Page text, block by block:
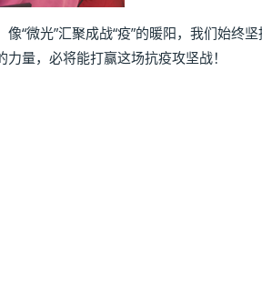
光”汇聚成战“疫”的暖阳，我们始终坚
量，必将能打赢这场抗疫攻坚战！